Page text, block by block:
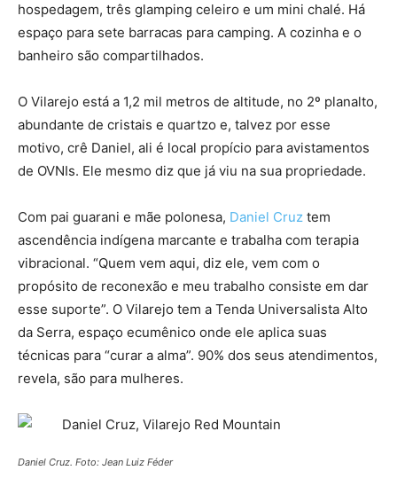
hospedagem, três glamping celeiro e um mini chalé. Há
espaço para sete barracas para camping. A cozinha e o
banheiro são compartilhados.
O Vilarejo está a 1,2 mil metros de altitude, no 2º planalto,
abundante de cristais e quartzo e, talvez por esse
motivo, crê Daniel, ali é local propício para avistamentos
de OVNIs. Ele mesmo diz que já viu na sua propriedade.
Com pai guarani e mãe polonesa, Daniel Cruz tem
ascendência indígena marcante e trabalha com terapia
vibracional. “Quem vem aqui, diz ele, vem com o
propósito de reconexão e meu trabalho consiste em dar
esse suporte”. O Vilarejo tem a Tenda Universalista Alto
da Serra, espaço ecumênico onde ele aplica suas
técnicas para “curar a alma”. 90% dos seus atendimentos,
revela, são para mulheres.
Daniel Cruz. Foto: Jean Luiz Féder